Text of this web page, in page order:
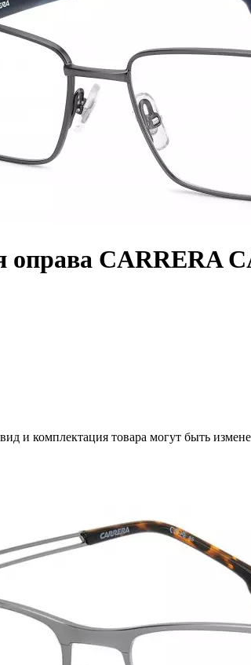
оправа CARRERA
и комплектация товара могут быть